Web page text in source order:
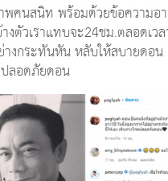
พคนสนิท พร้อมด้วยข้อความอ
ตัวเราแทบจะ24ชม.ตลอดเว
งกระทันหัน หลับให้สบายดอน
ปลอดภัยดอน